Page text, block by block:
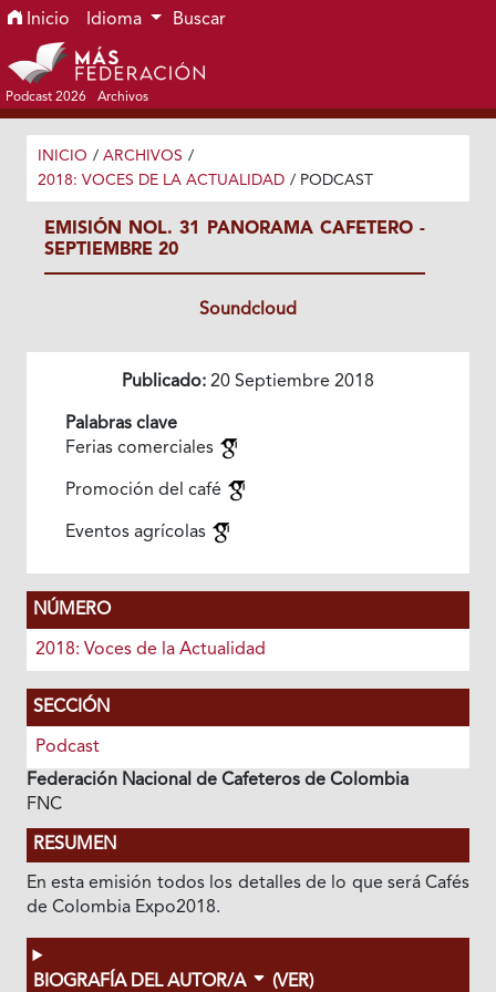
Ir al menú de navegación principal
Ir al contenido principal
Ir al pie de página del sitio
Inicio Idioma Buscar
Podcast 2026 Archivos
INICIO / ARCHIVOS /
2018: VOCES DE LA ACTUALIDAD / PODCAST
EMISIÓN NOL. 31 PANORAMA CAFETERO -
SEPTIEMBRE 20
Soundcloud
Publicado: 20 Septiembre 2018
Palabras clave
Ferias comerciales
Promoción del café
Eventos agrícolas
NÚMERO
2018: Voces de la Actualidad
SECCIÓN
Podcast
Federación Nacional de Cafeteros de Colombia
FNC
RESUMEN
En esta emisión todos los detalles de lo que será Cafés
de Colombia Expo2018.
BIOGRAFÍA DEL AUTOR/A (VER)